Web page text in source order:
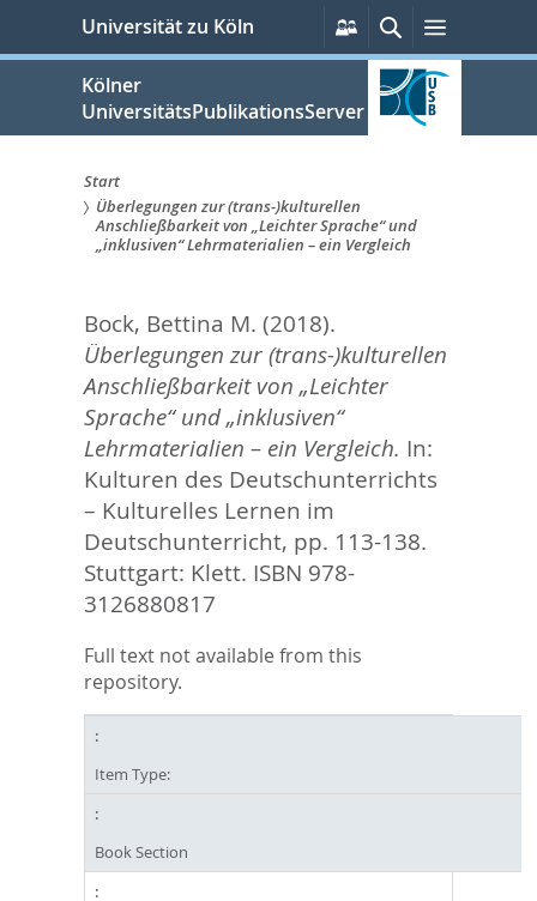
springen
Universität zu Köln
Persönliche
Services
SucheMenü
Kölner
UniversitätsPublikationsServer
Sie
sind
hier:
Start
Überlegungen zur (trans-)kulturellen
Anschließbarkeit von „Leichter Sprache“ und
„inklusiven“ Lehrmaterialien – ein Vergleich
Bock, Bettina M. (2018).
Überlegungen zur (trans-)kulturellen
Anschließbarkeit von „Leichter
Sprache“ und „inklusiven“
Lehrmaterialien – ein Vergleich. In:
Kulturen des Deutschunterrichts
– Kulturelles Lernen im
Deutschunterricht, pp. 113-138.
Stuttgart: Klett. ISBN ‎978-
3126880817
Full text not available from this
repository.
Item Type:
Book Section